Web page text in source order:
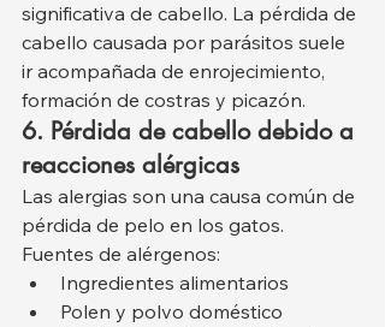
significativa de cabello. La pérdida de
cabello causada por parásitos suele
ir acompañada de enrojecimiento,
formación de costras y picazón.
6. Pérdida de cabello debido a
reacciones alérgicas
Las alergias son una causa común de
pérdida de pelo en los gatos.
Fuentes de alérgenos:
Ingredientes alimentarios
Polen y polvo doméstico